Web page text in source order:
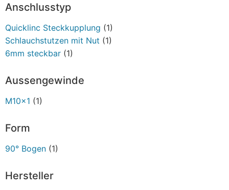
Anschlusstyp
Quicklinc Steckkupplung (1)
Schlauchstutzen mit Nut (1)
6mm steckbar (1)
Aussengewinde
M10x1 (1)
Form
90° Bogen (1)
Hersteller